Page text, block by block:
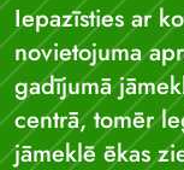
Iepazīsties ar
novietojuma
gadījumā
centrā, tomēr
jāmeklē ēkas